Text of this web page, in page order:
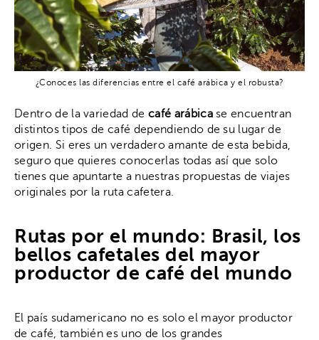
¿Conoces las diferencias entre el café arábica y el robusta?
Dentro de la variedad de café arábicase encuentran
distintos tipos de café dependiendo de su lugar de
origen. Si eres un verdadero amante de esta bebida,
seguro que quieres conocerlas todas así que solo
tienes que apuntarte a nuestras propuestas de viajes
originales por la ruta cafetera.
Rutas por el mundo: Brasil, los
bellos cafetales del mayor
productor de café del mundo
El país sudamericano no es solo el mayor productor
de café, también es uno de los grandes